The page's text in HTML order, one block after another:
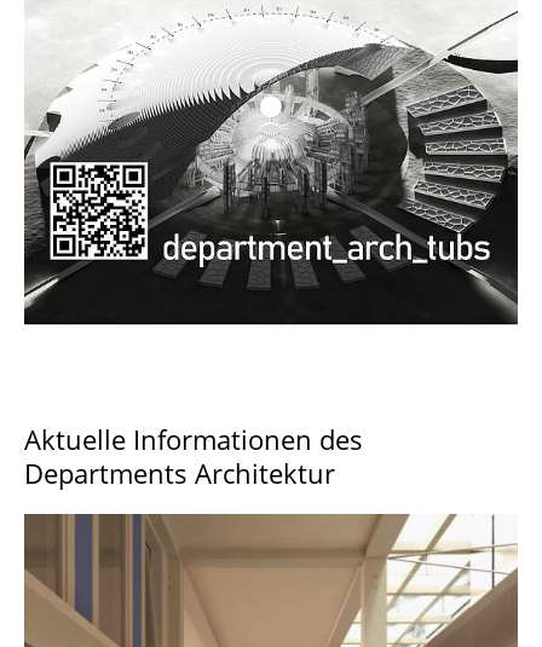
Documents and Downloads
Aktuelle Informationen des
Departments Architektur